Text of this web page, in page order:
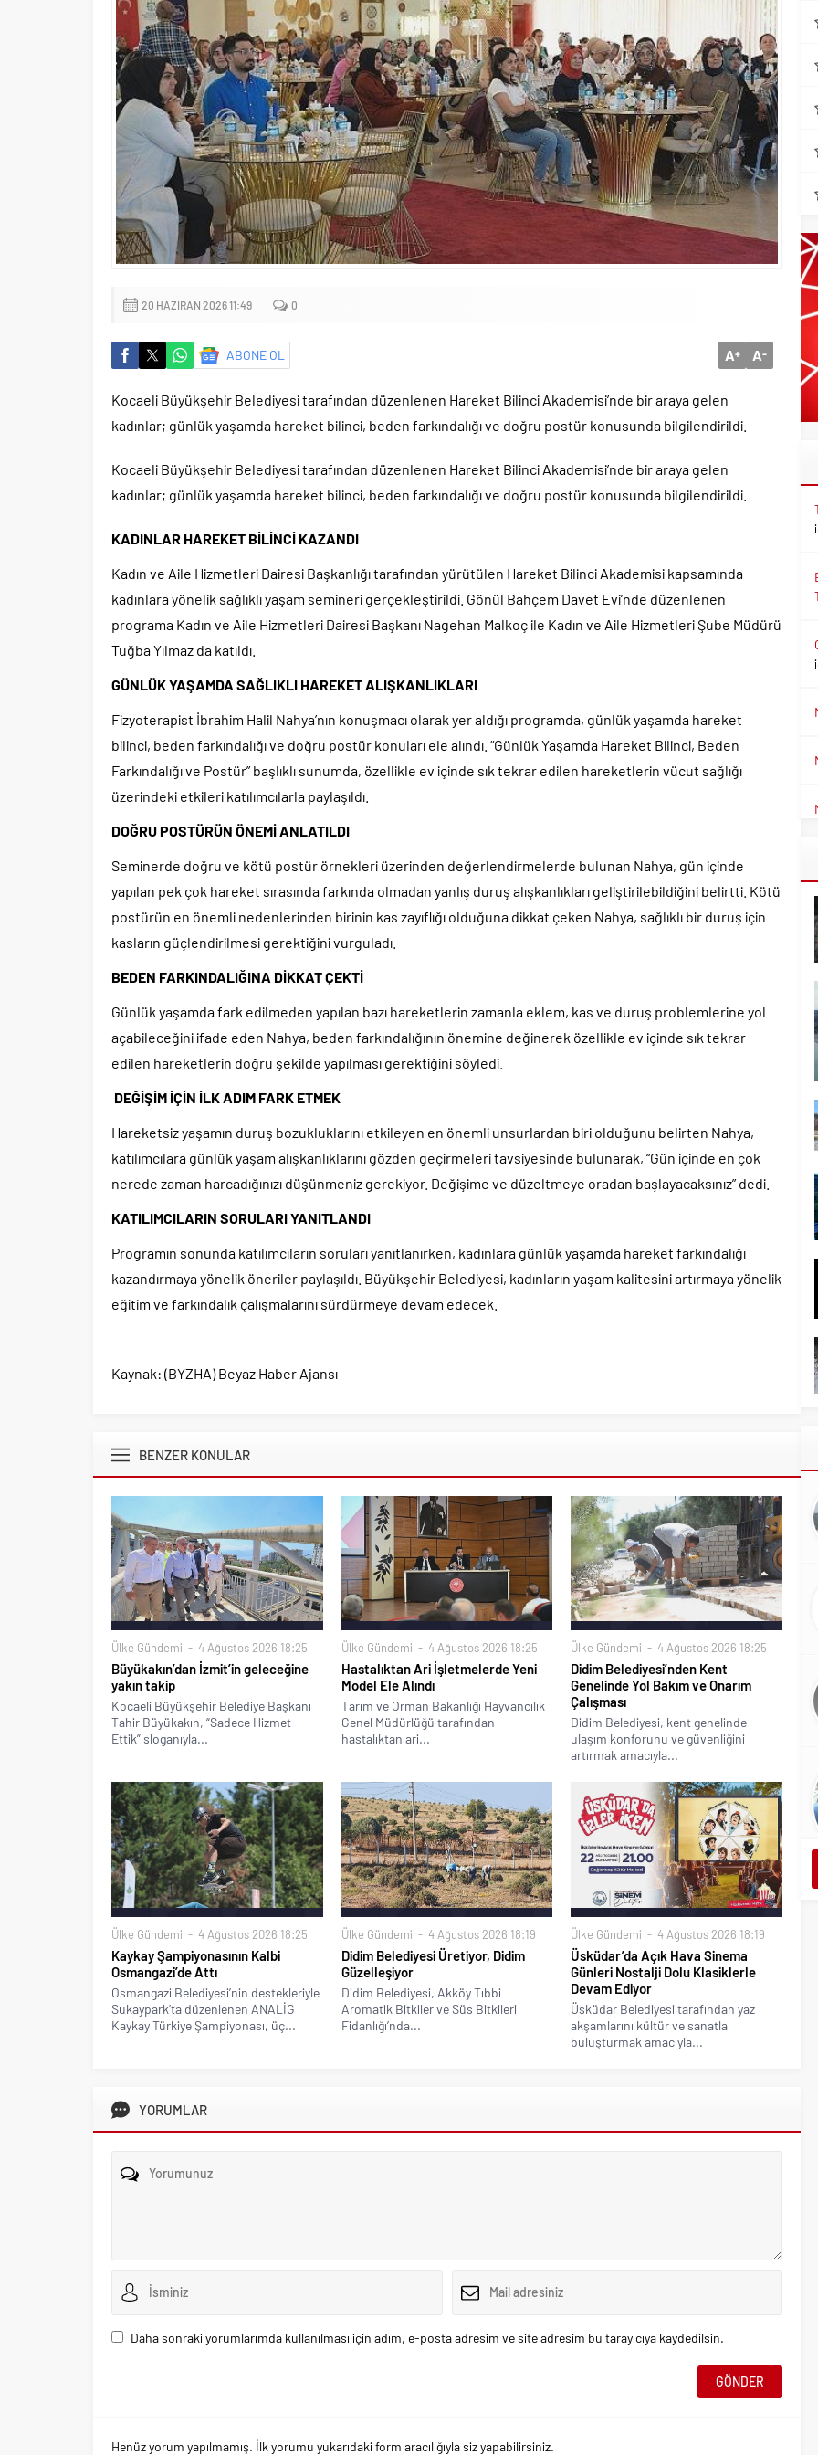
20 HAZIRAN 2026 11:49 0
ABONE OL A+ A-
Kocaeli Büyükşehir Belediyesi tarafından düzenlenen Hareket Bilinci Akademisi’nde bir araya gelen
kadınlar; günlük yaşamda hareket bilinci, beden farkındalığı ve doğru postür konusunda bilgilendirildi.
Kocaeli Büyükşehir Belediyesi tarafından düzenlenen Hareket Bilinci Akademisi’nde bir araya gelen
kadınlar; günlük yaşamda hareket bilinci, beden farkındalığı ve doğru postür konusunda bilgilendirildi.
KADINLAR HAREKET BİLİNCİ KAZANDI
Kadın ve Aile Hizmetleri Dairesi Başkanlığı tarafından yürütülen Hareket Bilinci Akademisi kapsamında
kadınlara yönelik sağlıklı yaşam semineri gerçekleştirildi. Gönül Bahçem Davet Evi’nde düzenlenen
programa Kadın ve Aile Hizmetleri Dairesi Başkanı Nagehan Malkoç ile Kadın ve Aile Hizmetleri Şube Müdürü
Tuğba Yılmaz da katıldı.
GÜNLÜK YAŞAMDA SAĞLIKLI HAREKET ALIŞKANLIKLARI
Fizyoterapist İbrahim Halil Nahya’nın konuşmacı olarak yer aldığı programda, günlük yaşamda hareket
bilinci, beden farkındalığı ve doğru postür konuları ele alındı. “Günlük Yaşamda Hareket Bilinci, Beden
Farkındalığı ve Postür” başlıklı sunumda, özellikle ev içinde sık tekrar edilen hareketlerin vücut sağlığı
üzerindeki etkileri katılımcılarla paylaşıldı.
DOĞRU POSTÜRÜN ÖNEMİ ANLATILDI
Seminerde doğru ve kötü postür örnekleri üzerinden değerlendirmelerde bulunan Nahya, gün içinde
yapılan pek çok hareket sırasında farkında olmadan yanlış duruş alışkanlıkları geliştirilebildiğini belirtti. Kötü
postürün en önemli nedenlerinden birinin kas zayıflığı olduğuna dikkat çeken Nahya, sağlıklı bir duruş için
kasların güçlendirilmesi gerektiğini vurguladı.
BEDEN FARKINDALIĞINA DİKKAT ÇEKTİ
Günlük yaşamda fark edilmeden yapılan bazı hareketlerin zamanla eklem, kas ve duruş problemlerine yol
açabileceğini ifade eden Nahya, beden farkındalığının önemine değinerek özellikle ev içinde sık tekrar
edilen hareketlerin doğru şekilde yapılması gerektiğini söyledi.
DEĞİŞİM İÇİN İLK ADIM FARK ETMEK
Hareketsiz yaşamın duruş bozukluklarını etkileyen en önemli unsurlardan biri olduğunu belirten Nahya,
katılımcılara günlük yaşam alışkanlıklarını gözden geçirmeleri tavsiyesinde bulunarak, “Gün içinde en çok
nerede zaman harcadığınızı düşünmeniz gerekiyor. Değişime ve düzeltmeye oradan başlayacaksınız” dedi.
KATILIMCILARIN SORULARI YANITLANDI
Programın sonunda katılımcıların soruları yanıtlanırken, kadınlara günlük yaşamda hareket farkındalığı
kazandırmaya yönelik öneriler paylaşıldı. Büyükşehir Belediyesi, kadınların yaşam kalitesini artırmaya yönelik
eğitim ve farkındalık çalışmalarını sürdürmeye devam edecek.
Kaynak: (BYZHA) Beyaz Haber Ajansı
BENZER KONULAR
Ülke Gündemi 4 Ağustos 2026 18:25
Büyükakın’dan İzmit’in geleceğine
yakın takip
Kocaeli Büyükşehir Belediye Başkanı
Tahir Büyükakın, “Sadece Hizmet
Ettik” sloganıyla...
Ülke Gündemi 4 Ağustos 2026 18:25
Hastalıktan Ari İşletmelerde Yeni
Model Ele Alındı
Tarım ve Orman Bakanlığı Hayvancılık
Genel Müdürlüğü tarafından
hastalıktan ari...
Ülke Gündemi 4 Ağustos 2026 18:25
Didim Belediyesi’nden Kent
Genelinde Yol Bakım ve Onarım
Çalışması
Didim Belediyesi, kent genelinde
ulaşım konforunu ve güvenliğini
artırmak amacıyla...
Ülke Gündemi 4 Ağustos 2026 18:25
Kaykay Şampiyonasının Kalbi
Osmangazi’de Attı
Osmangazi Belediyesi’nin destekleriyle
Sukaypark’ta düzenlenen ANALİG
Kaykay Türkiye Şampiyonası, üç...
Ülke Gündemi 4 Ağustos 2026 18:19
Didim Belediyesi Üretiyor, Didim
Güzelleşiyor
Didim Belediyesi, Akköy Tıbbi
Aromatik Bitkiler ve Süs Bitkileri
Fidanlığı’nda...
Ülke Gündemi 4 Ağustos 2026 18:19
Üsküdar’da Açık Hava Sinema
Günleri Nostalji Dolu Klasiklerle
Devam Ediyor
Üsküdar Belediyesi tarafından yaz
akşamlarını kültür ve sanatla
buluşturmak amacıyla...
YORUMLAR
Daha sonraki yorumlarımda kullanılması için adım, e-posta adresim ve site adresim bu tarayıcıya kaydedilsin.
Henüz yorum yapılmamış. İlk yorumu yukarıdaki form aracılığıyla siz yapabilirsiniz.